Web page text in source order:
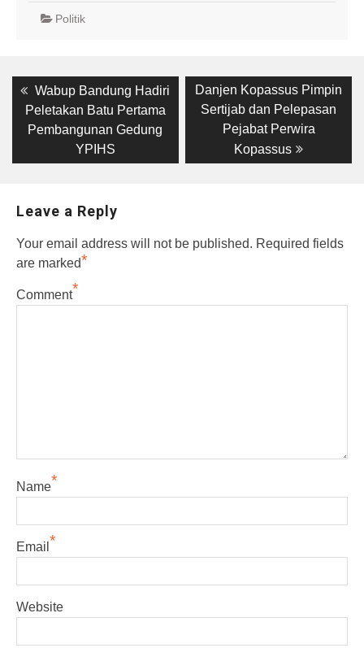
Politik
Post
navigation
Previous
post:
Wabup Bandung Hadiri
Peletakan Batu Pertama
Pembangunan Gedung
YPIHS
Next
post:
Danjen Kopassus Pimpin
Sertijab dan Pelepasan
Pejabat Perwira
Kopassus
Leave a Reply
Your email address will not be published. Required fields
are marked*
Comment*
Name*
Email *
Website